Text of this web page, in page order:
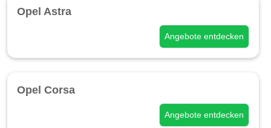
Opel Astra
Angebote entdecken
Opel Corsa
Angebote entdecken